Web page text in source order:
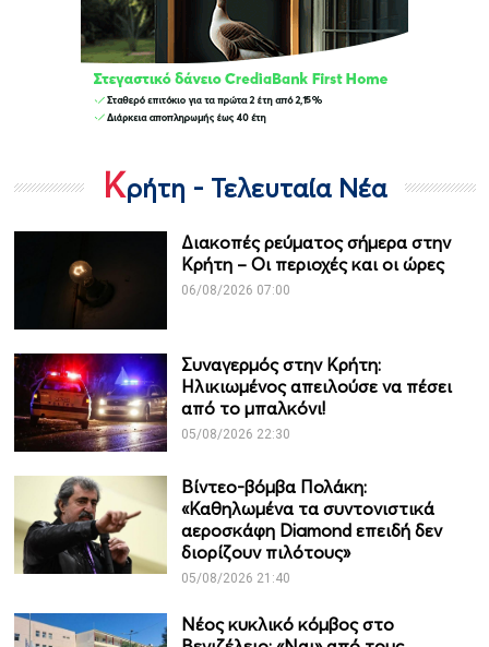
Κρήτη - Τελευταία Νέα
Διακοπές ρεύματος σήμερα στην
Κρήτη – Οι περιοχές και οι ώρες
06/08/2026 07:00
Συναγερμός στην Κρήτη:
Ηλικιωμένος απειλούσε να πέσει
από το μπαλκόνι!
05/08/2026 22:30
Βίντεο-βόμβα Πολάκη:
«Καθηλωμένα τα συντονιστικά
αεροσκάφη Diamond επειδή δεν
διορίζουν πιλότους»
05/08/2026 21:40
Νέος κυκλικό κόμβος στο